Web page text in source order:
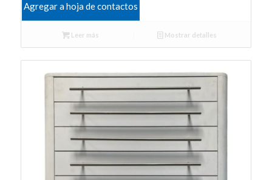
Agregar a hoja de contactos
Leer más Mostrar detalles